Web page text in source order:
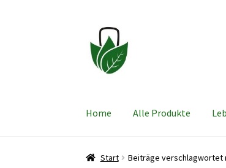
Zur
Navigation
springen
Zum
Inhalt
springen
Home Alle Produkte
Start Beiträge verschlagwortet